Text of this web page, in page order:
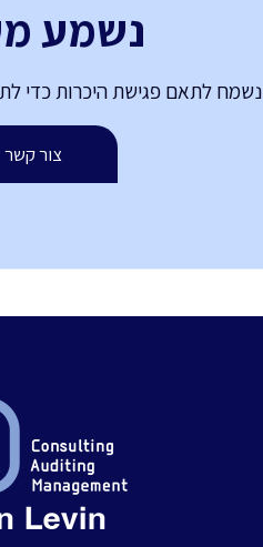
נשמע
נשמח לתאם פגישת היכרות כדי
צור קשר